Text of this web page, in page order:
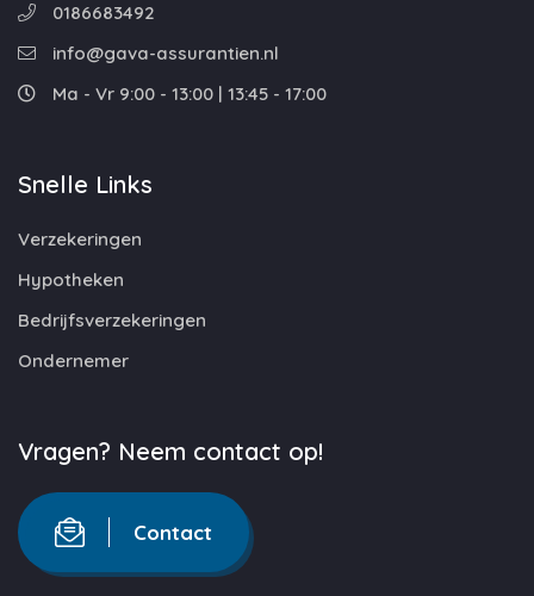
0186683492
info@gava-assurantien.nl
Ma - Vr 9:00 - 13:00 | 13:45 - 17:00
Snelle Links
Verzekeringen
Hypotheken
Bedrijfsverzekeringen
Ondernemer
Vragen? Neem contact op!
Contact